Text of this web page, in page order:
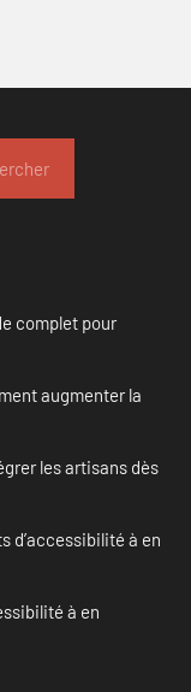
complet pour
augmenter la
les artisans dès
d’accessibilité à en
à en